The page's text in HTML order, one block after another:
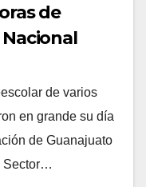
de
de varios
en grande su día
de Guanajuato
Sector…